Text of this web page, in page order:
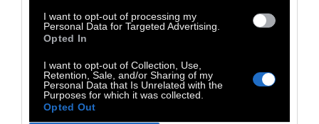
I want to opt-out of processing my
Personal Data for Targeted Advertising.
Opted In
I want to opt-out of Collection, Use,
Retention, Sale, and/or Sharing of my
Personal Data that Is Unrelated with the
Purposes for which it was collected.
Opted Out
ελέγχων και την απόφαση της Επιτροπής.
Η κρατική χρηματοδότηση των κομμάτων
δηλαδή από τους πολίτες. Το ελάχιστο που
απαιτείται είναι:
• Λογοδοσία για τη χρήση των κονδυλίων.